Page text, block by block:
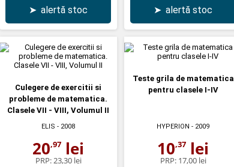
➤ alertă stoc ➤ alertă stoc
Culegere de exercitii si
probleme de matematica.
Clasele VII - VIII, Volumul II
ELIS - 2008
20,97 lei
PRP:23,30 lei
Teste grila de matematica
pentru clasele I-IV
HYPERION - 2009
10,37 lei
PRP: 17,00 lei